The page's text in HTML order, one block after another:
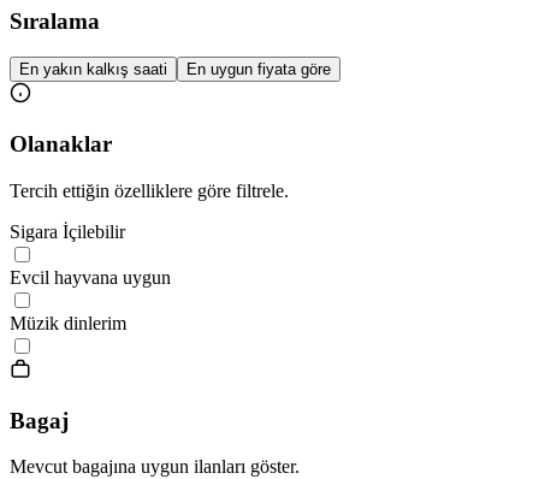
Sıralama
En yakın kalkış saati En uygun fiyata göre
Olanaklar
Tercih ettiğin özelliklere göre filtrele.
Sigara İçilebilir
Evcil hayvana uygun
Müzik dinlerim
Bagaj
Mevcut bagajına uygun ilanları göster.